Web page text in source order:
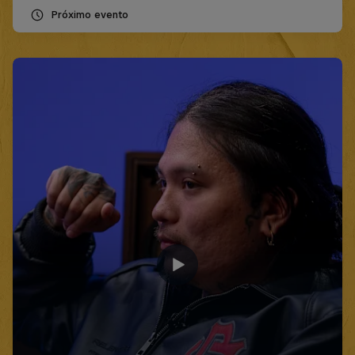
Próximo evento